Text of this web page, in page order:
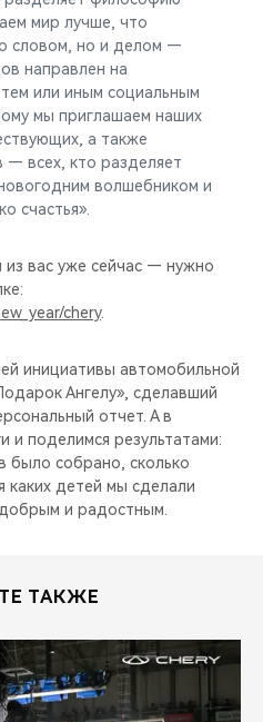
мир лучше, что
словом, но и делом —
направлен на
или иным социальным
мы приглашаем наших
а также
— всех, кто разделяет
волшебником и
счастья».
вас уже сейчас — нужно
chery.
инициативы автомобильной
Ангелу», сделавший
отчет. А в
поделимся результатами:
было собрано, сколько
каких детей мы сделали
и радостным.
ТАКЖЕ